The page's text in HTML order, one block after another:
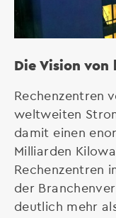
Die Vision
Rechenzentren
weltweiten
damit einen
Milliarden
Rechenzentren
der
deutlich mehr als